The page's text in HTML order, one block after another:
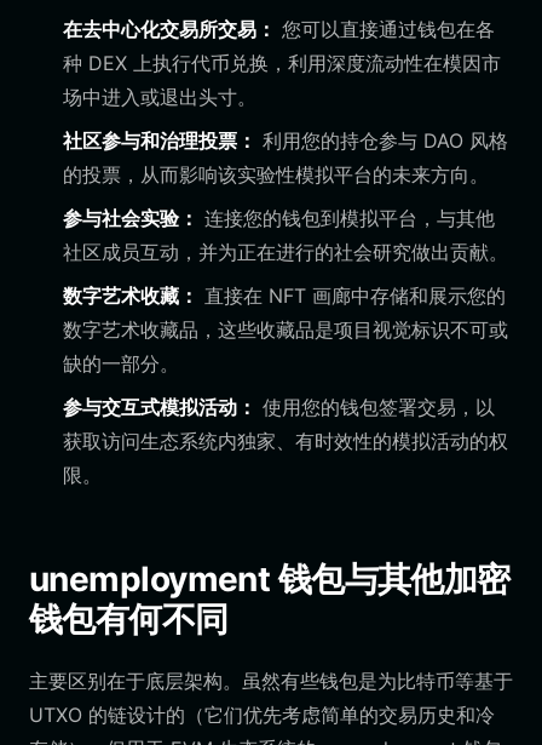
在去中心化交易所交易： 您可以直接通过钱包在各
种 DEX 上执行代币兑换，利用深度流动性在模因市
场中进入或退出头寸。
社区参与和治理投票： 利用您的持仓参与 DAO 风格
的投票，从而影响该实验性模拟平台的未来方向。
参与社会实验： 连接您的钱包到模拟平台，与其他
社区成员互动，并为正在进行的社会研究做出贡献。
数字艺术收藏： 直接在 NFT 画廊中存储和展示您的
数字艺术收藏品，这些收藏品是项目视觉标识不可或
缺的一部分。
参与交互式模拟活动： 使用您的钱包签署交易，以
获取访问生态系统内独家、有时效性的模拟活动的权
限。
unemployment 钱包与其他加密
钱包有何不同
主要区别在于底层架构。虽然有些钱包是为比特币等基于
UTXO 的链设计的（它们优先考虑简单的交易历史和冷